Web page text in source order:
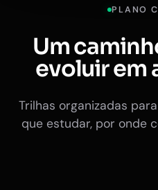
PLANO
Um
evoluir em
Trilhas organizadas
que estudar, por onde